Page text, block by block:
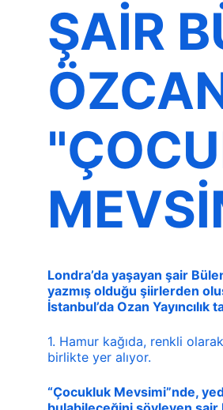
ŞAİR
Londra’da yaşayan şair
yazmış olduğu şiirlerden
İstanbul’da Ozan Yayıncılık
1. Hamur kağıda, renkli
birlikte yer alıyor.
“Çocukluk Mevsimi”nde,